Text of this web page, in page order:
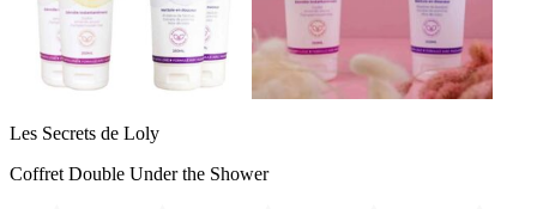
Les Secrets de Loly
Coffret Double Under the Shower